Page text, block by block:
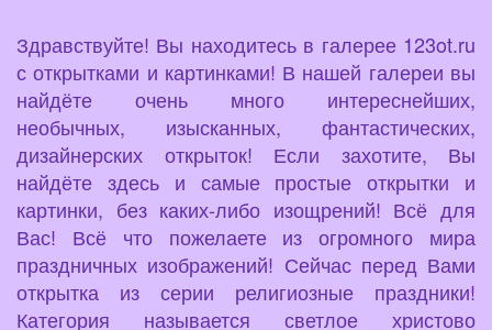
Здравствуйте! Вы находитесь в галерее 123ot.ru
с открытками и картинками! В нашей галереи вы
найдёте очень много интереснейших,
необычных, изысканных, фантастических,
дизайнерских открыток! Если захотите, Вы
найдёте здесь и самые простые открытки и
картинки, без каких-либо изощрений! Всё для
Вас! Всё что пожелаете из огромного мира
праздничных изображений! Сейчас перед Вами
открытка из серии религиозные праздники!
Категория называется светлое христово